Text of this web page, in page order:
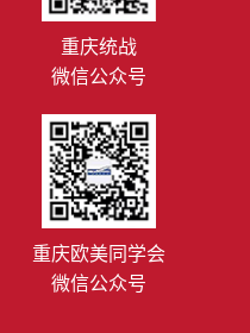
重庆统战
微信公众号
重庆欧美同学会
微信公众号